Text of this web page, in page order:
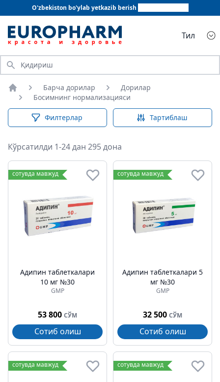
O'zbekiston bo'ylab yetkazib berish
Тил
Қидириш
Бош саҳифа
Барча дорилар
Дорилар
Босимнинг нормализацияси
Филтерлар Тартиблаш
Кўрсатилди 1-24 дан 295 дона
Босимнинг нормализацияси
сотувда мавжуд
Адипин таблеткалари
10 мг №30
GMP
53 800 СЎМ
Сотиб олиш
сотувда мавжуд
Адипин таблеткалари 5
мг №30
GMP
32 500 СЎМ
Сотиб олиш
сотувда мавжуд сотувда мавжуд